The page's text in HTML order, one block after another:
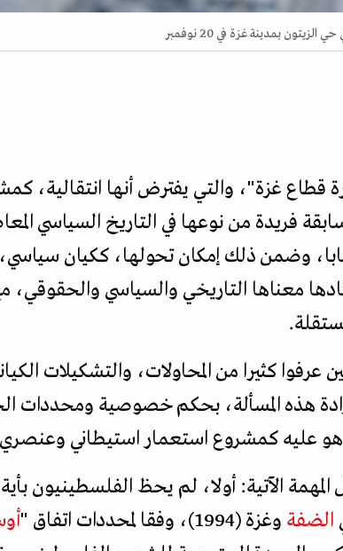
بمدينة غزة في 20 نوفمبر
قطاع غزة"، والتي يفترض أنها انتقالية،
فريدة من نوعها في التاريخ السياسي
وضمن ذلك إمكان تحولها، ككيان
معناها التاريخي والسياسي
كثيرا من المحاولات، والتشكيلات
هذه المسألة، بحكم خصوصية ومحددات
عليه كمشروع استعمار استيطاني
المهمة الآتية: أولا، لم يحظ الفلسطينيون
الضفة وغزة (1994)، وفقا لمحددات اتفاق "